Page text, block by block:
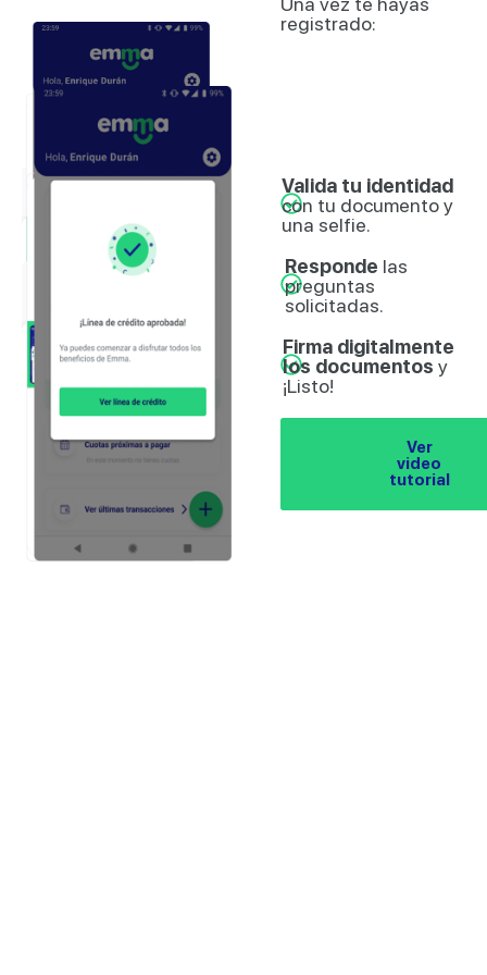
registrado:
Valida tu identidad
con tu documento y
una selfie.
Responde las
preguntas
solicitadas.
Firma digitalmente
los documentos y
¡Listo!
Ver
video
tutorial